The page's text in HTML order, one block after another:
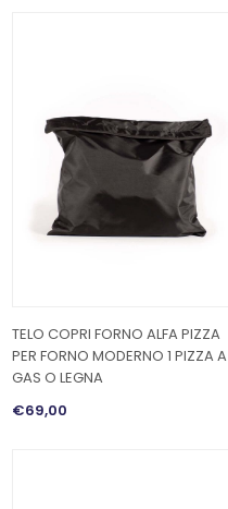
TELO COPRI FORNO ALFA PIZZA
PER FORNO MODERNO 1 PIZZA A
GAS O LEGNA
€69,00